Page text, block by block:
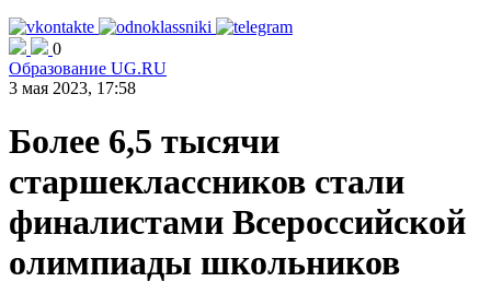
0
Образование UG.RU
3 мая 2023, 17:58
Более 6,5 тысячи
старшеклассников стали
финалистами Всероссийской
олимпиады школьников